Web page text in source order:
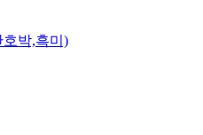
호박,흑미)